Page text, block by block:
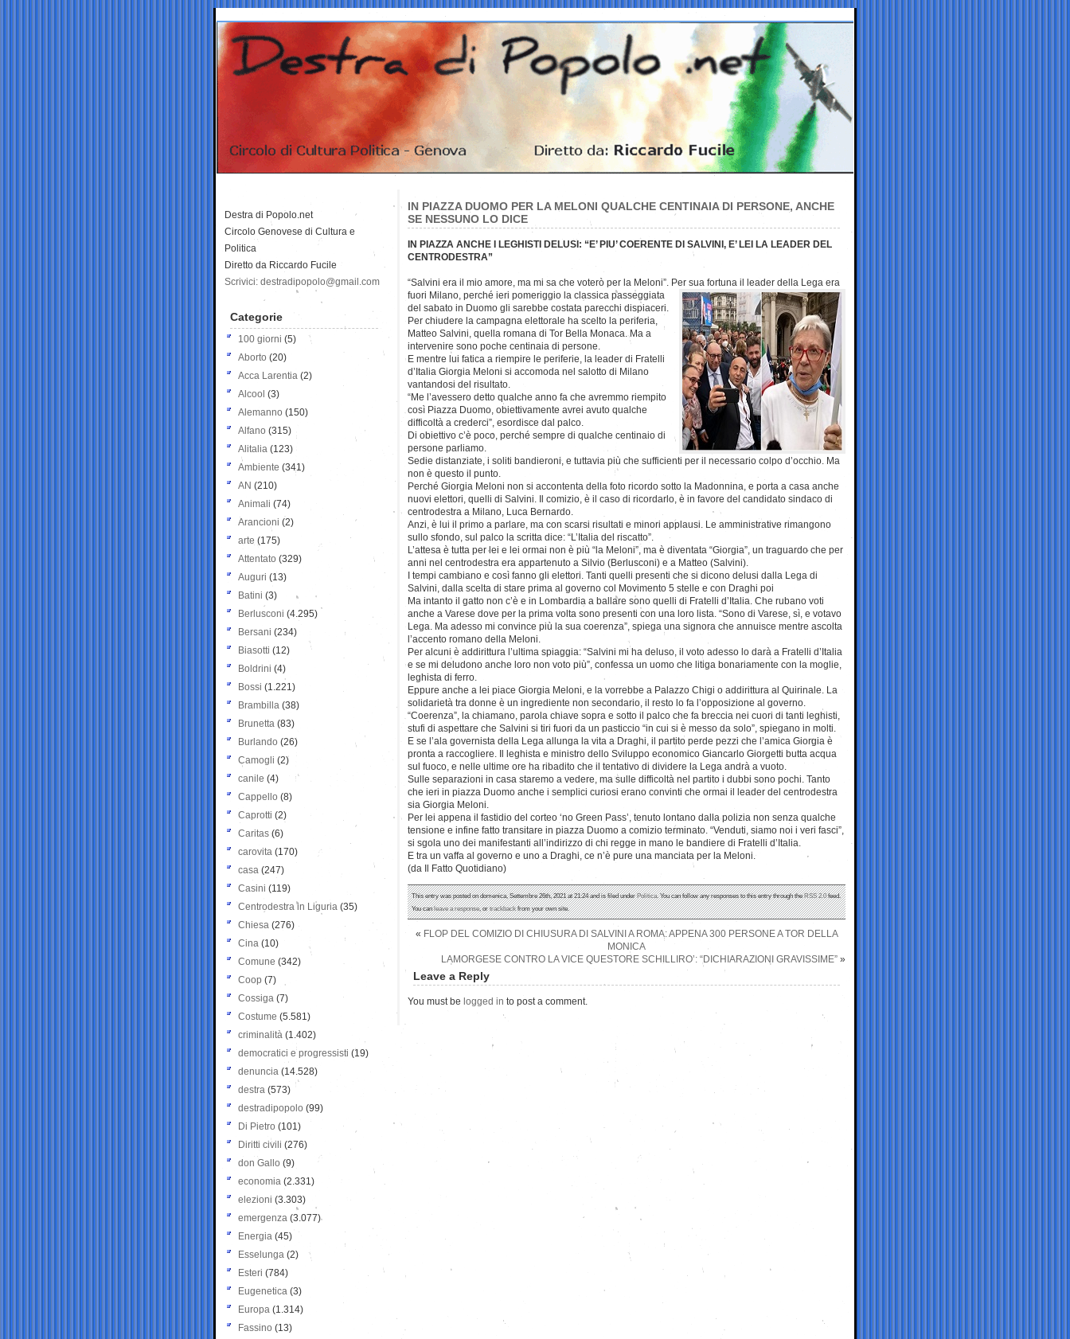
IN PIAZZA DUOMO PER LA MELONI QUALCHE CENTINAIA DI PERSONE, ANCHE
SE NESSUNO LO DICE
IN PIAZZA ANCHE I LEGHISTI DELUSI: “E’ PIU’ COERENTE DI SALVINI, E’ LEI LA LEADER DEL
CENTRODESTRA”
“Salvini era il mio amore, ma mi sa che voterò per la Meloni”. Per sua fortuna il
leader della Lega era
fuori Milano, perché ieri pomeriggio la classica passeggiata
del sabato in Duomo gli sarebbe costata parecchi dispiaceri.
Per chiudere la campagna elettorale ha scelto la periferia,
Matteo Salvini, quella romana di Tor Bella Monaca. Ma a
intervenire sono poche centinaia di persone.
E mentre lui fatica a riempire le periferie, la leader di Fratelli
d’Italia Giorgia Meloni si accomoda nel salotto di Milano
vantandosi del risultato.
“Me l’avessero detto qualche anno fa che avremmo riempito
così Piazza Duomo, obiettivamente avrei avuto qualche
difficoltà a crederci”, esordisce dal palco.
Di obiettivo c’è poco, perché sempre di qualche centinaio di
persone parliamo.
Sedie distanziate, i soliti bandieroni, e tuttavia più che sufficienti per il necessario colpo d’occhio. Ma
non è questo il punto.
Perché Giorgia Meloni non si accontenta della foto ricordo sotto la Madonnina, e porta a casa anche
nuovi elettori, quelli di Salvini. Il comizio, è il caso di ricordarlo, è in favore del candidato sindaco di
centrodestra a Milano, Luca Bernardo.
Anzi, è lui il primo a parlare, ma con scarsi risultati e minori applausi. Le amministrative rimangono
sullo sfondo, sul palco la scritta dice: “L’Italia del riscatto”.
L’attesa è tutta per lei e lei ormai non è più “la Meloni”, ma è diventata “Giorgia”, un traguardo che per
anni nel centrodestra era appartenuto a Silvio (Berlusconi) e a Matteo (Salvini).
I tempi cambiano e così fanno gli elettori. Tanti quelli presenti che si dicono delusi dalla Lega di
Salvini, dalla scelta di stare prima al governo col Movimento 5 stelle e con Draghi poi
Ma intanto il gatto non c’è e in Lombardia a ballare sono quelli di Fratelli d’Italia. Che rubano voti
anche a Varese dove per la prima volta sono presenti con una loro lista. “Sono di Varese, sì, e votavo
Lega. Ma adesso mi convince più la sua coerenza”, spiega una signora che annuisce mentre ascolta
l’accento romano della Meloni.
Per alcuni è addirittura l’ultima spiaggia: “Salvini mi ha deluso, il voto adesso lo darà a Fratelli d’Italia
e se mi deludono anche loro non voto più”, confessa un uomo che litiga bonariamente con la moglie,
leghista di ferro.
Eppure anche a lei piace Giorgia Meloni, e la vorrebbe a Palazzo Chigi o addirittura al Quirinale. La
solidarietà tra donne è un ingrediente non secondario, il resto lo fa l’opposizione al governo.
“Coerenza”, la chiamano, parola chiave sopra e sotto il palco che fa breccia nei cuori di tanti leghisti,
stufi di aspettare che Salvini si tiri fuori da un pasticcio “in cui si è messo da solo”, spiegano in molti.
E se l’ala governista della Lega allunga la vita a Draghi, il partito perde pezzi che l’amica Giorgia è
pronta a raccogliere. Il leghista e ministro dello Sviluppo economico Giancarlo Giorgetti butta acqua
sul fuoco, e nelle ultime ore ha ribadito che il tentativo di dividere la Lega andrà a vuoto.
Sulle separazioni in casa staremo a vedere, ma sulle difficoltà nel partito i dubbi sono pochi. Tanto
che ieri in piazza Duomo anche i semplici curiosi erano convinti che ormai il leader del centrodestra
sia Giorgia Meloni.
Per lei appena il fastidio del corteo ‘no Green Pass’, tenuto lontano dalla polizia non senza qualche
tensione e infine fatto transitare in piazza Duomo a comizio terminato. “Venduti, siamo noi i veri fasci”,
si sgola uno dei manifestanti all’indirizzo di chi regge in mano le bandiere di Fratelli d’Italia.
E tra un vaffa al governo e uno a Draghi, ce n’è pure una manciata per la Meloni.
(da Il Fatto Quotidiano)
This entry was posted on domenica, Settembre 26th, 2021 at 21:24 and is filed underPolitica. You can follow any responses to this entry through theRSS 2.0feed.
You canleave a response, ortrackbackfrom your own site.
« FLOP DEL COMIZIO DI CHIUSURA DI SALVINI A ROMA: APPENA 300 PERSONE A TOR DELLA
MONICA
LAMORGESE CONTRO LA VICE QUESTORE SCHILLIRO’: “DICHIARAZIONI GRAVISSIME” »
Leave a Reply
You must be logged in to post a comment.
Destra di Popolo.net
Circolo Genovese di Cultura e
Politica
Diretto da Riccardo Fucile
Scrivici: destradipopolo@gmail.com
Categorie
100 giorni (5)
Aborto (20)
Acca Larentia (2)
Alcool (3)
Alemanno (150)
Alfano (315)
Alitalia (123)
Ambiente (341)
AN (210)
Animali (74)
Arancioni (2)
arte (175)
Attentato (329)
Auguri (13)
Batini (3)
Berlusconi (4.295)
Bersani (234)
Biasotti (12)
Boldrini (4)
Bossi (1.221)
Brambilla (38)
Brunetta (83)
Burlando (26)
Camogli (2)
canile (4)
Cappello (8)
Caprotti (2)
Caritas (6)
carovita (170)
casa (247)
Casini (119)
Centrodestra in Liguria (35)
Chiesa (276)
Cina (10)
Comune (342)
Coop (7)
Cossiga (7)
Costume (5.581)
criminalità (1.402)
democratici e progressisti (19)
denuncia (14.528)
destra (573)
destradipopolo (99)
Di Pietro (101)
Diritti civili (276)
don Gallo (9)
economia (2.331)
elezioni (3.303)
emergenza (3.077)
Energia (45)
Esselunga (2)
Esteri (784)
Eugenetica (3)
Europa (1.314)
Fassino (13)